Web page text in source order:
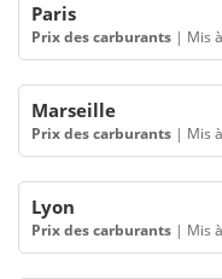
Paris
Prix des carburants | Mis
Marseille
Prix des carburants | Mis
Lyon
Prix des carburants | Mis